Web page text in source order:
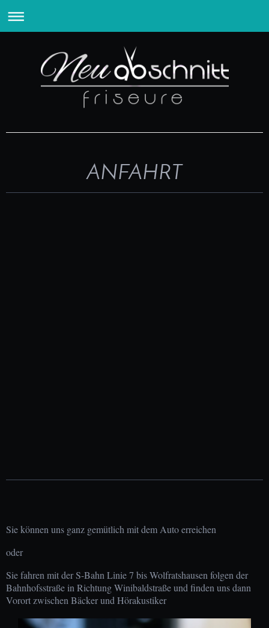
ANFAHRT
Sie können uns ganz gemütlich mit dem Auto erreichen
oder
Sie fahren mit der S-Bahn Linie 7 bis Wolfratshausen folgen der
Bahnhofsstraße in Richtung Winibaldstraße und finden uns dann
Vorort zwischen Bäcker und Hörakustiker